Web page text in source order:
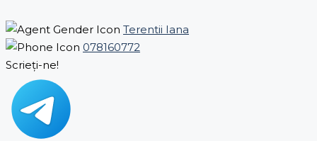
Terentii Iana
078160772
Scrieți-ne!